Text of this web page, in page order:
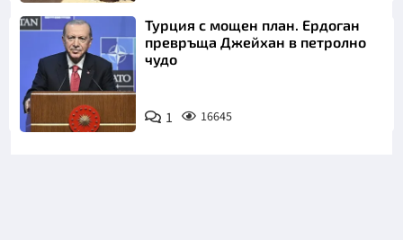
Турция с мощен план. Ердоган
превръща Джейхан в петролно
чудо
1 16645